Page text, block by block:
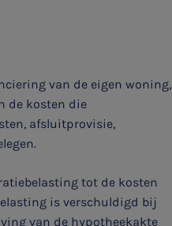
van de eigen woning,
de kosten die
afsluitprovisie,
tot de kosten
is verschuldigd bij
van de hypotheekakte